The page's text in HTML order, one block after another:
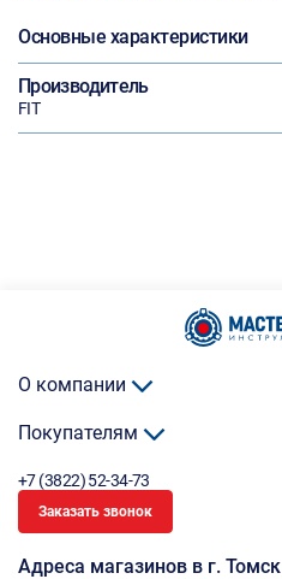
Основные характеристики
Производитель
FIT
О компании
Покупателям
+7 (3822) 52-34-73
Заказать звонок
Адреса магазинов в г. Томск